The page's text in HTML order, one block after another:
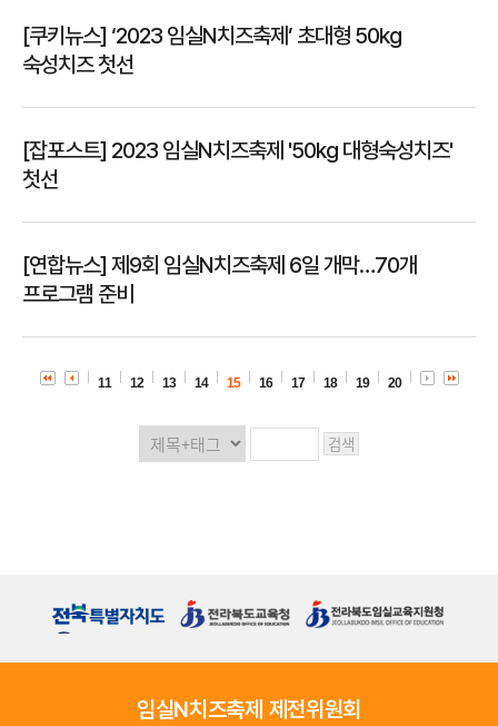
[쿠키뉴스] ‘2023 임실N치즈축제’ 초대형 50kg
숙성치즈 첫선
[잡포스트] 2023 임실N치즈축제 '50kg 대형숙성치즈'
첫선
[연합뉴스] 제9회 임실N치즈축제 6일 개막…70개
프로그램 준비
11 12 13 14 15 16 17 18 19 20
임실N치즈축제 제전위원회